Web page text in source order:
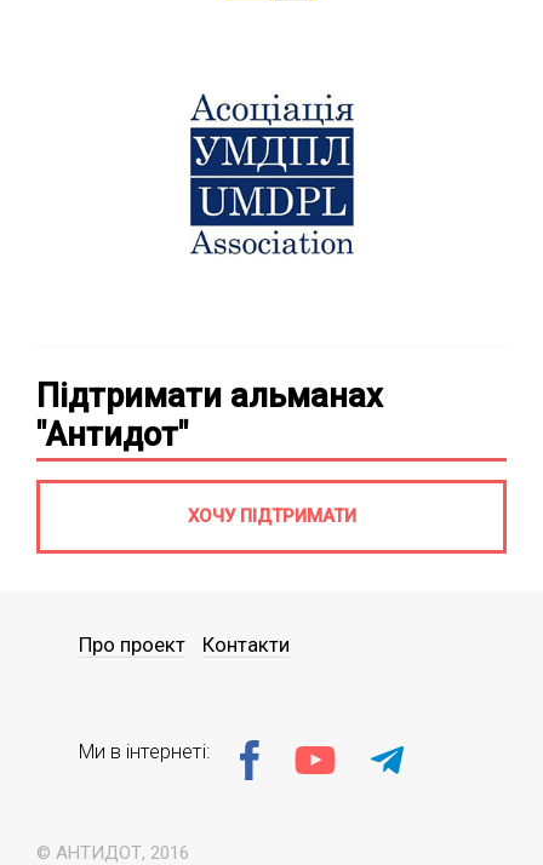
Підтримати альманах
"Антидот"
ХОЧУ ПІДТРИМАТИ
© АНТИДОТ, 2016
Про проект Контакти
Ми в інтернеті: